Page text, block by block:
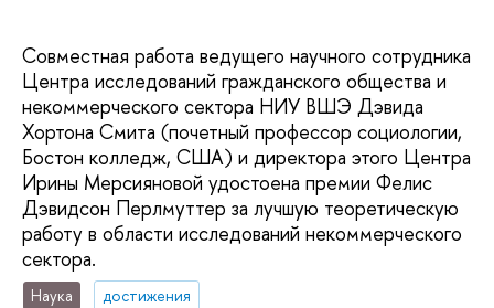
Совместная работа ведущего научного сотрудника
Центра исследований гражданского общества и
некоммерческого сектора НИУ ВШЭ Дэвида
Хортона Смита (почетный профессор социологии,
Бостон колледж, США) и директора этого Центра
Ирины Мерсияновой удостоена премии Фелис
Дэвидсон Перлмуттер за лучшую теоретическую
работу в области исследований некоммерческого
сектора.
Наука
достижения